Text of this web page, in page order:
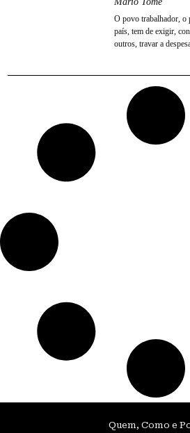
O povo trabalhador, o
país, tem de exigir,
outros, travar a
Quem, Como e